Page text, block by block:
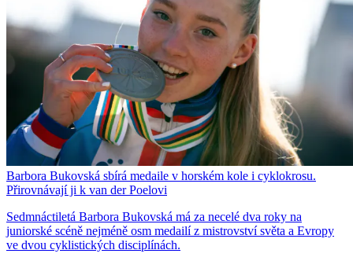
Barbora Bukovská sbírá medaile v horském kole i cyklokrosu.
Přirovnávají ji k van der Poelovi
Sedmnáctiletá Barbora Bukovská má za necelé dva roky na
juniorské scéně nejméně osm medailí z mistrovství světa a Evropy
ve dvou cyklistických disciplínách.